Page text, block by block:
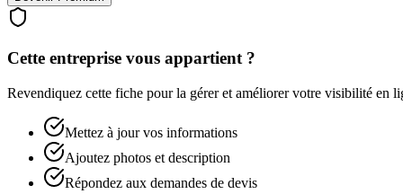
Cette entreprise vous appartient ?
Revendiquez cette fiche pour la gérer et améliorer votre visibilité en
Mettez à jour vos informations
Ajoutez photos et description
Répondez aux demandes de devis